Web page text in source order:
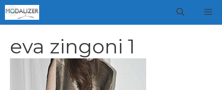
Vai
al
eva zingoni 1